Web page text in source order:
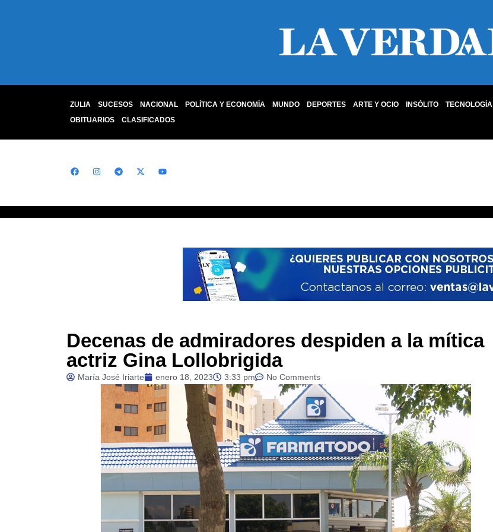
ZULIA SUCESOS NACIONAL POLÍTICA Y ECONOMÍA MUNDO DEPORTES ARTE Y OCIO INSÓLITO TECNOLOGÍA
OBITUARIOS
CLASIFICADOS
Decenas de admiradores despiden a la mítica
actriz Gina Lollobrigida
María José Iriarte enero 18, 2023 3:33 pm No Comments